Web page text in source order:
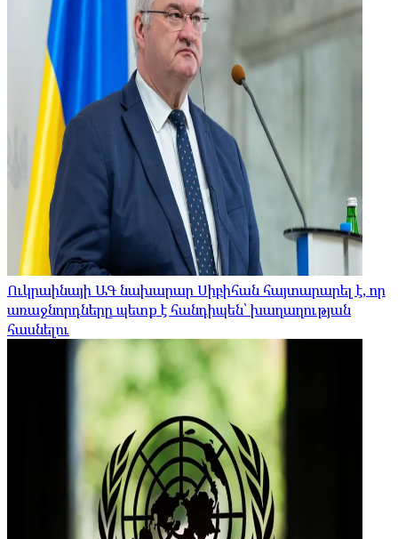
Ուկրաինայի ԱԳ նախարար Սիբիհան հայտարարել է, որ
առաջնորդները պետք է հանդիպեն՝ խաղաղության
հասնելու